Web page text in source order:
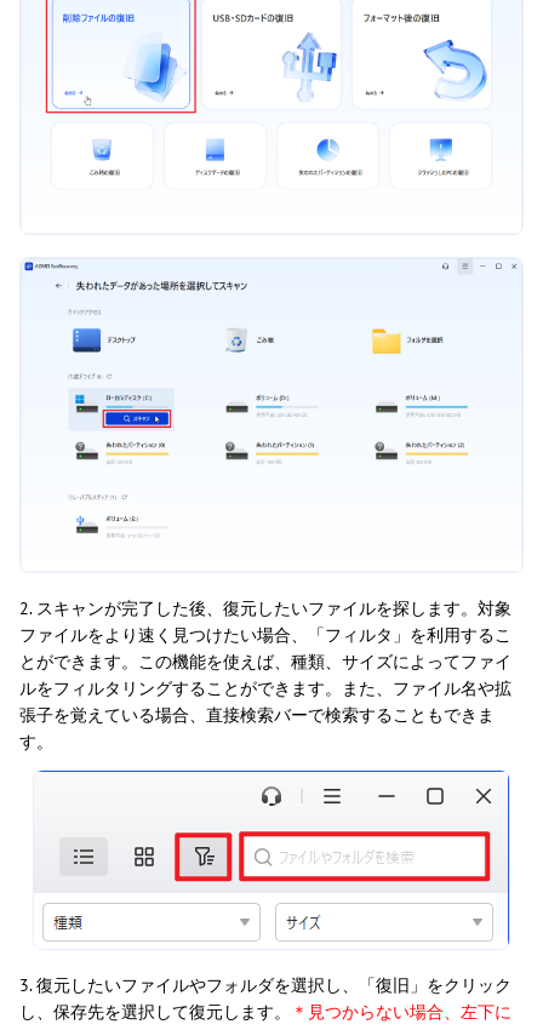
2. スキャンが完了した後、復元したいファイルを探します。対象
ファイルをより速く見つけたい場合、「フィルタ」を利用するこ
とができます。この機能を使えば、種類、サイズによってファイ
ルをフィルタリングすることができます。また、ファイル名や拡
張子を覚えている場合、直接検索バーで検索することもできま
す。
3. 復元したいファイルやフォルダを選択し、「復旧」をクリック
し、保存先を選択して復元します。
＊見つからない場合、左下に